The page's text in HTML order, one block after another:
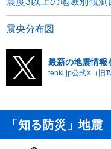
震央分布図
最新の地震情報
tenki.jp公式X（旧
「知る防災」地震